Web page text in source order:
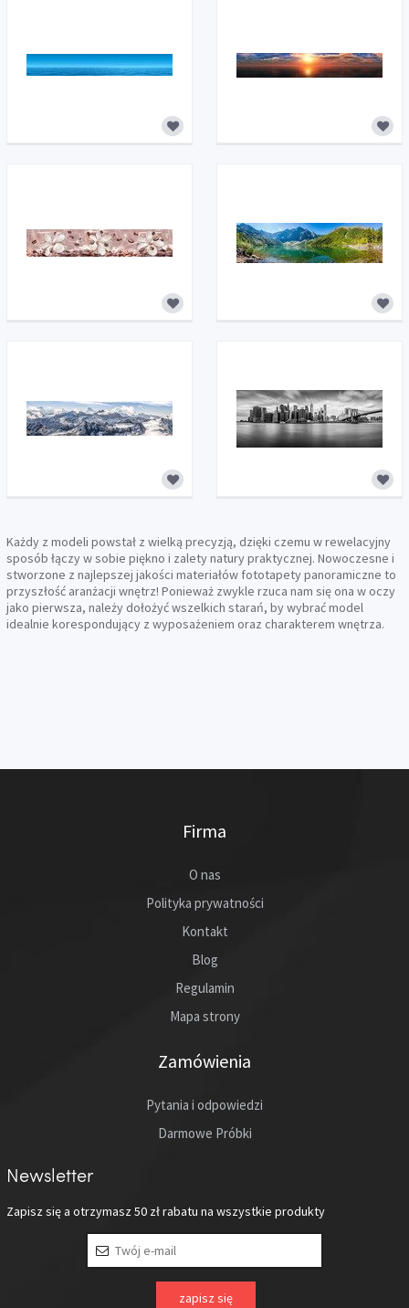
Każdy z modeli powstał z wielką precyzją, dzięki czemu w rewelacyjny
sposób łączy w sobie piękno i zalety natury praktycznej. Nowoczesne i
stworzone z najlepszej jakości materiałów fototapety panoramiczne to
przyszłość aranżacji wnętrz! Ponieważ zwykle rzuca nam się ona w oczy
jako pierwsza, należy dołożyć wszelkich starań, by wybrać model
idealnie korespondujący z wyposażeniem oraz charakterem wnętrza.
Firma
O nas
Polityka prywatności
Kontakt
Blog
Regulamin
Mapa strony
Zamówienia
Pytania i odpowiedzi
Darmowe Próbki
Newsletter
Zapisz się a otrzymasz50 złrabatu na wszystkie produkty